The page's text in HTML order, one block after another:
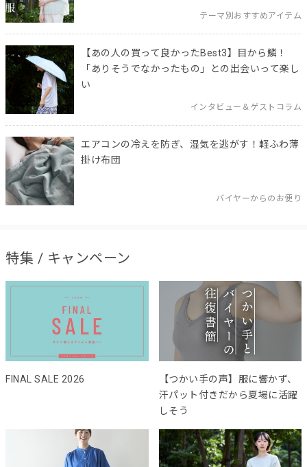
テーマ別おすすめアイテム
【あの人の買って良かったBest3】目から鱗！
「ありそうでなかったもの」との出会いって楽し
い
インタビュー＆ゲストコラム
エアコンの冷えを防ぎ、湿気を逃がす！軽ふわ薄
掛け布団
バイヤーからのお便り
特集 / キャンペーン
FINAL SALE 2026
【つかい手の声】服に響かず、
汗パット付きだから夏場に活躍
しそう